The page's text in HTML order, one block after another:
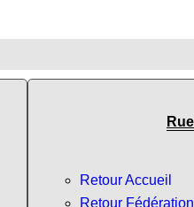
Retour Accueil
Retour